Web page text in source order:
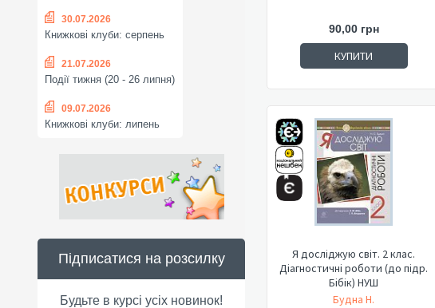
30.07.2026
Книжкові клуби: серпень
21.07.2026
Події тижня (20 - 26 липня)
09.07.2026
Книжкові клуби: липень
Підписатися на розсилку
Будьте в курсі усіх новинок!
90,00 грн
КУПИТИ
Я досліджую світ. 2 клас.
Діагностичні роботи (до підр.
Бібік) НУШ
Будна Н.